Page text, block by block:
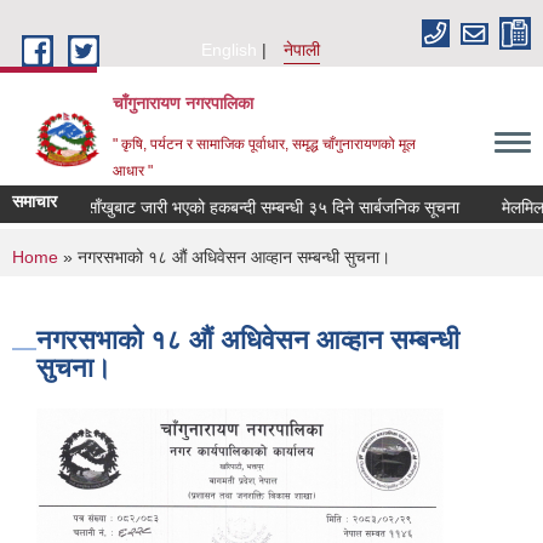
English
नेपाली
चाँगुनारायण नगरपालिका
" कृषि, पर्यटन र सामाजिक पूर्वाधार, समृद्ध चाँगुनारायणको मूल
आधार "
समाचारसाँखुबाट जारी भएको हकबन्दी सम्बन्धी ३५ दिने सार्बजनिक सूचना
You are here
Home » नगरसभाको १८ औं अधिवेसन आव्हान सम्बन्धी सुचना।
नगरसभाको १८ औं अधिवेसन आव्हान सम्बन्धी
सुचना।